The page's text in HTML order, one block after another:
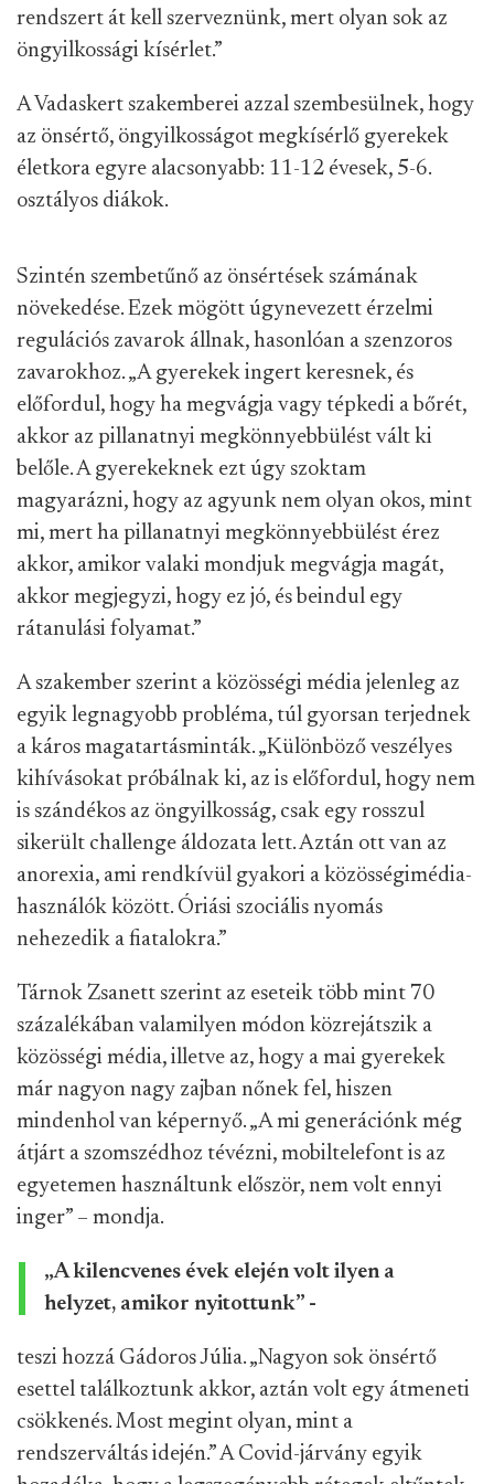
rendszert át kell szerveznünk, mert olyan sok az
öngyilkossági kísérlet.”
A Vadaskert szakemberei azzal szembesülnek, hogy
az önsértő, öngyilkosságot megkísérlő gyerekek
életkora egyre alacsonyabb: 11-12 évesek, 5-6.
osztályos diákok.
Szintén szembetűnő az önsértések számának
növekedése. Ezek mögött úgynevezett érzelmi
regulációs zavarok állnak, hasonlóan a szenzoros
zavarokhoz. „A gyerekek ingert keresnek, és
előfordul, hogy ha megvágja vagy tépkedi a bőrét,
akkor az pillanatnyi megkönnyebbülést vált ki
belőle. A gyerekeknek ezt úgy szoktam
magyarázni, hogy az agyunk nem olyan okos, mint
mi, mert ha pillanatnyi megkönnyebbülést érez
akkor, amikor valaki mondjuk megvágja magát,
akkor megjegyzi, hogy ez jó, és beindul egy
rátanulási folyamat.”
A szakember szerint a közösségi média jelenleg az
egyik legnagyobb probléma, túl gyorsan terjednek
a káros magatartásminták. „Különböző veszélyes
kihívásokat próbálnak ki, az is előfordul, hogy nem
is szándékos az öngyilkosság, csak egy rosszul
sikerült challenge áldozata lett. Aztán ott van az
anorexia, ami rendkívül gyakori a közösségimédia-
használók között. Óriási szociális nyomás
nehezedik a fiatalokra.”
Tárnok Zsanett szerint az eseteik több mint 70
százalékában valamilyen módon közrejátszik a
közösségi média, illetve az, hogy a mai gyerekek
már nagyon nagy zajban nőnek fel, hiszen
mindenhol van képernyő. „A mi generációnk még
átjárt a szomszédhoz tévézni, mobiltelefont is az
egyetemen használtunk először, nem volt ennyi
inger” – mondja.
„A kilencvenes évek elején volt ilyen a
helyzet, amikor nyitottunk” -
teszi hozzá Gádoros Júlia. „Nagyon sok önsértő
esettel találkoztunk akkor, aztán volt egy átmeneti
csökkenés. Most megint olyan, mint a
rendszerváltás idején.” A Covid-járvány egyik